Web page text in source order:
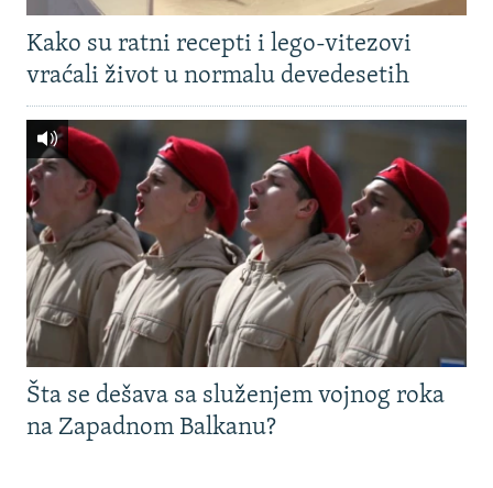
Kako su ratni recepti i lego-vitezovi
vraćali život u normalu devedesetih
Šta se dešava sa služenjem vojnog roka
na Zapadnom Balkanu?